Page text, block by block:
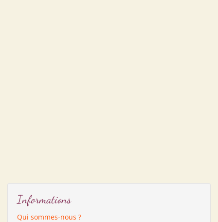
Informations
Qui sommes-nous ?